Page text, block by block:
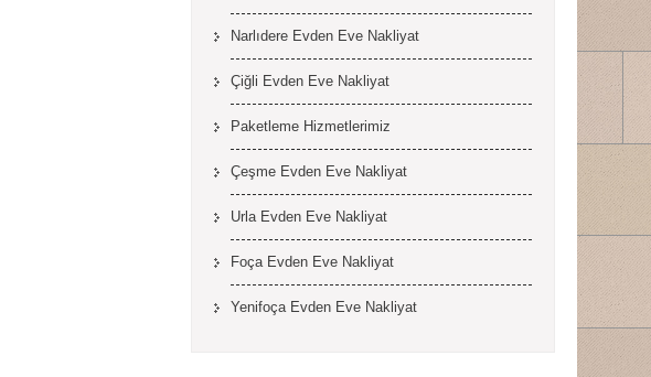
Narlıdere Evden Eve Nakliyat
Çiğli Evden Eve Nakliyat
Paketleme Hizmetlerimiz
Çeşme Evden Eve Nakliyat
Urla Evden Eve Nakliyat
Foça Evden Eve Nakliyat
Yenifoça Evden Eve Nakliyat